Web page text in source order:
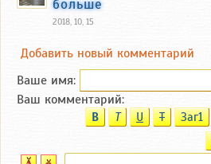
больше
2018, 10, 15
Добавить новый комментарий
Ваше имя:
Ваш комментарий:
B T U T Заг1